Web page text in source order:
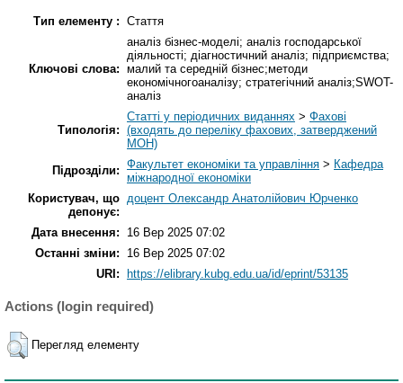
Тип елементу : Стаття
Ключові слова:
аналіз бізнес-моделі; аналіз господарської
діяльності; діагностичний аналіз; підприємства;
малий та середній бізнес;методи
економічногоаналізу; стратегічний аналіз;SWOT-
аналіз
Типологія:
Статті у періодичних виданнях > Фахові
(входять до переліку фахових, затверджений
МОН)
Підрозділи: Факультет економіки та управління > Кафедра
міжнародної економіки
Користувач, що
депонує:
доцент Олександр Анатолійович Юрченко
Дата внесення:
16 Вер 2025 07:02
Останні зміни:
16 Вер 2025 07:02
URI:
https://elibrary.kubg.edu.ua/id/eprint/53135
Actions (login required)
Перегляд елементу